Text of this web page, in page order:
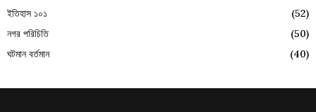
ইতিহাস ১০১
(52)
নগর পরিচিতি
(50)
ঘটমান বর্তমান
(40)